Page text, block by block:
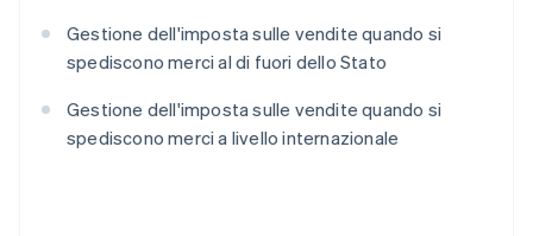
Gestione dell'imposta sulle vendite quando si
spediscono merci al di fuori dello Stato
Gestione dell'imposta sulle vendite quando si
spediscono merci a livello internazionale